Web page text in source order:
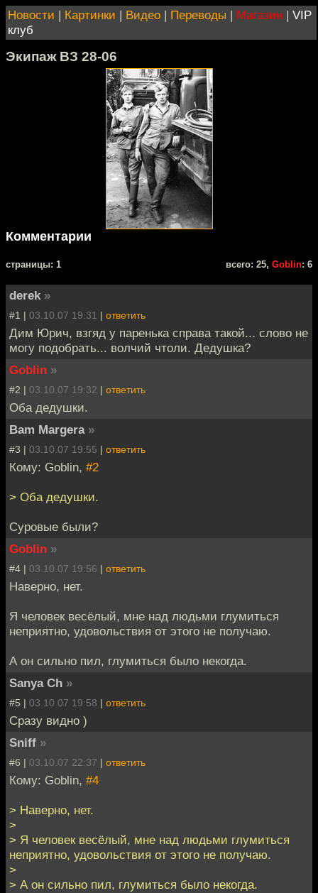
Новости | Картинки | Видео | Переводы | Магазин | VIP
клуб
Экипаж ВЗ 28-06
Комментарии
cтраницы: 1 всего: 25, Goblin: 6
derek »
#1 | 03.10.07 19:31 | ответить
Дим Юрич, взгяд у паренька справа такой... слово не
могу подобрать... волчий чтоли. Дедушка?
Goblin »
#2 | 03.10.07 19:32 | ответить
Оба дедушки.
Bam Margera »
#3 | 03.10.07 19:55 | ответить
Кому: Goblin, #2
> Оба дедушки.
Суровые были?
Goblin »
#4 | 03.10.07 19:56 | ответить
Наверно, нет.
Я человек весёлый, мне над людьми глумиться
неприятно, удовольствия от этого не получаю.
А он сильно пил, глумиться было некогда.
Sanya Ch »
#5 | 03.10.07 19:58 | ответить
Сразу видно )
Sniff »
#6 | 03.10.07 22:37 | ответить
Кому: Goblin, #4
> Наверно, нет.
>
> Я человек весёлый, мне над людьми глумиться
неприятно, удовольствия от этого не получаю.
>
> А он сильно пил, глумиться было некогда.